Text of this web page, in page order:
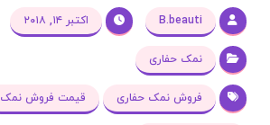
B.beauti اکتبر ۱۴, ۲۰۱۸
نمک حفاری
فروش نمک حفاری قیمت فروش نمک